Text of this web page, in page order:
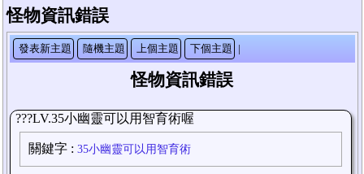
怪物資訊錯誤
發表新主題 隨機主題 上個主題 下個主題 |
怪物資訊錯誤
???LV.35小幽靈可以用智育術喔
關鍵字 : 35小幽靈可以用智育術